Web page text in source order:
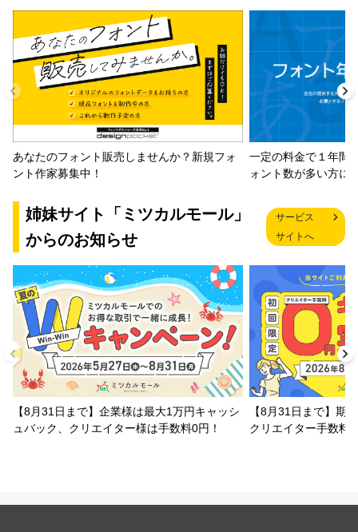
あなたのフォント販売しませんか？新規フォ
ント作家募集中！
一定の料金で１年間
ォント数が多い方に
姉妹サイト「ミツカルモール」
からのお知らせ
サービス
サイトへ
【8月31日まで】企業様は最大1万円キャッシ
ュバック、クリエイター様は手数料0円！
【8月31日まで】期
クリエイター手数料